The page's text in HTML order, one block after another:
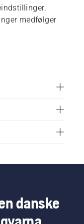
medfølger
danske